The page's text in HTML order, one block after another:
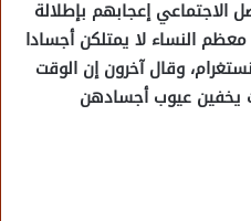
الاجتماعي إعجابهم بإطلالة
النساء لا يمتلكن أجسادا
وقال آخرون إن الوقت
يخفين عيوب أجسادهن